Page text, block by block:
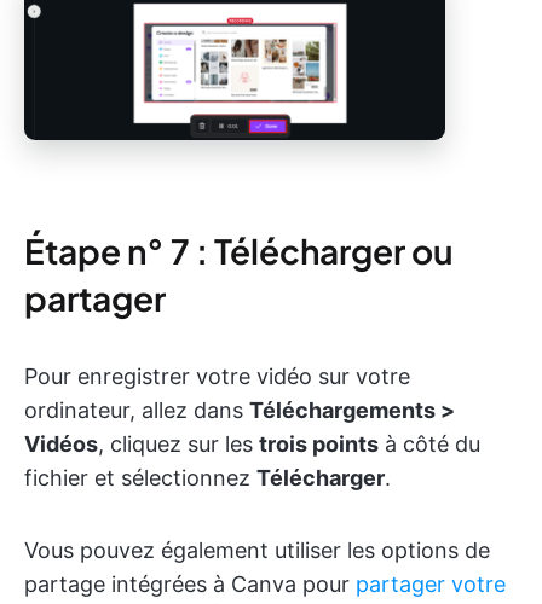
Étape n° 7 : Télécharger ou
partager
Pour enregistrer votre vidéo sur votre
ordinateur, allez dans Téléchargements >
Vidéos, cliquez sur les trois points à côté du
fichier et sélectionnez Télécharger.
Vous pouvez également utiliser les options de
partage intégrées à Canva pour partager votre